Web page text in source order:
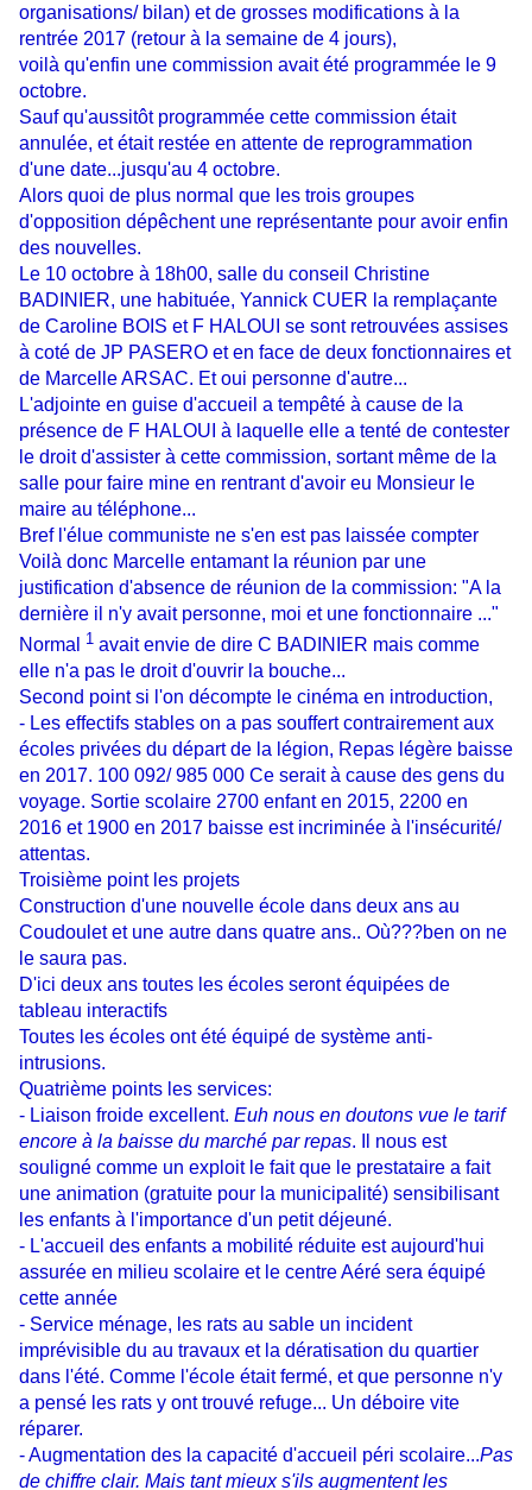
organisations/ bilan) et de grosses modifications à la
rentrée 2017 (retour à la semaine de 4 jours),
voilà qu'enfin une commission avait été programmée le 9
octobre.
Sauf qu'aussitôt programmée cette commission était
annulée, et était restée en attente de reprogrammation
d'une date...jusqu'au 4 octobre.
Alors quoi de plus normal que les trois groupes
d'opposition dépêchent une représentante pour avoir enfin
des nouvelles.
Le 10 octobre à 18h00, salle du conseil Christine
BADINIER, une habituée, Yannick CUER la remplaçante
de Caroline BOIS et F HALOUI se sont retrouvées assises
à coté de JP PASERO et en face de deux fonctionnaires et
de Marcelle ARSAC. Et oui personne d'autre...
L'adjointe en guise d'accueil a tempêté à cause de la
présence de F HALOUI à laquelle elle a tenté de contester
le droit d'assister à cette commission, sortant même de la
salle pour faire mine en rentrant d'avoir eu Monsieur le
maire au téléphone...
Bref l'élue communiste ne s'en est pas laissée compter
Voilà donc Marcelle entamant la réunion par une
justification d'absence de réunion de la commission: "A la
dernière il n'y avait personne, moi et une fonctionnaire ..."
Normal
1 avait envie de dire C BADINIER mais comme
elle n'a pas le droit d'ouvrir la bouche...
Second point si l'on décompte le cinéma en introduction,
- Les effectifs stables on a pas souffert contrairement aux
écoles privées du départ de la légion, Repas légère baisse
en 2017. 100 092/ 985 000 Ce serait à cause des gens du
voyage. Sortie scolaire 2700 enfant en 2015, 2200 en
2016 et 1900 en 2017 baisse est incriminée à l'insécurité/
attentas.
Troisième point les projets
Construction d'une nouvelle école dans deux ans au
Coudoulet et une autre dans quatre ans.. Où???ben on ne
le saura pas.
D'ici deux ans toutes les écoles seront équipées de
tableau interactifs
Toutes les écoles ont été équipé de système anti-
intrusions.
Quatrième points les services:
- Liaison froide excellent. Euh nous en doutons vue le tarif
encore à la baisse du marché par repas. Il nous est
souligné comme un exploit le fait que le prestataire a fait
une animation (gratuite pour la municipalité) sensibilisant
les enfants à l'importance d'un petit déjeuné.
- L'accueil des enfants a mobilité réduite est aujourd'hui
assurée en milieu scolaire et le centre Aéré sera équipé
cette année
- Service ménage, les rats au sable un incident
imprévisible du au travaux et la dératisation du quartier
dans l'été. Comme l'école était fermé, et que personne n'y
a pensé les rats y ont trouvé refuge... Un déboire vite
réparer.
- Augmentation des la capacité d'accueil péri scolaire...Pas
de chiffre clair. Mais tant mieux s'ils augmentent les